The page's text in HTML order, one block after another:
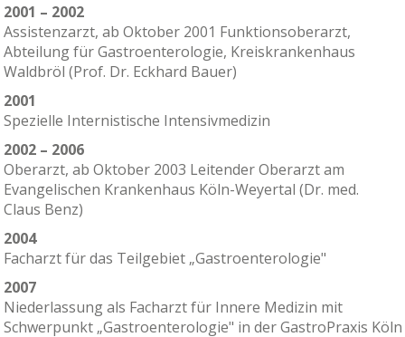
2001 – 2002
Assistenzarzt, ab Oktober 2001 Funktionsoberarzt,
Abteilung für Gastroenterologie, Kreiskrankenhaus
Waldbröl (Prof. Dr. Eckhard Bauer)
2001
Spezielle Internistische Intensivmedizin
2002 – 2006
Oberarzt, ab Oktober 2003 Leitender Oberarzt am
Evangelischen Krankenhaus Köln-Weyertal (Dr. med.
Claus Benz)
2004
Facharzt für das Teilgebiet „Gastroenterologie"
2007
Niederlassung als Facharzt für Innere Medizin mit
Schwerpunkt „Gastroenterologie" in der GastroPraxis Köln